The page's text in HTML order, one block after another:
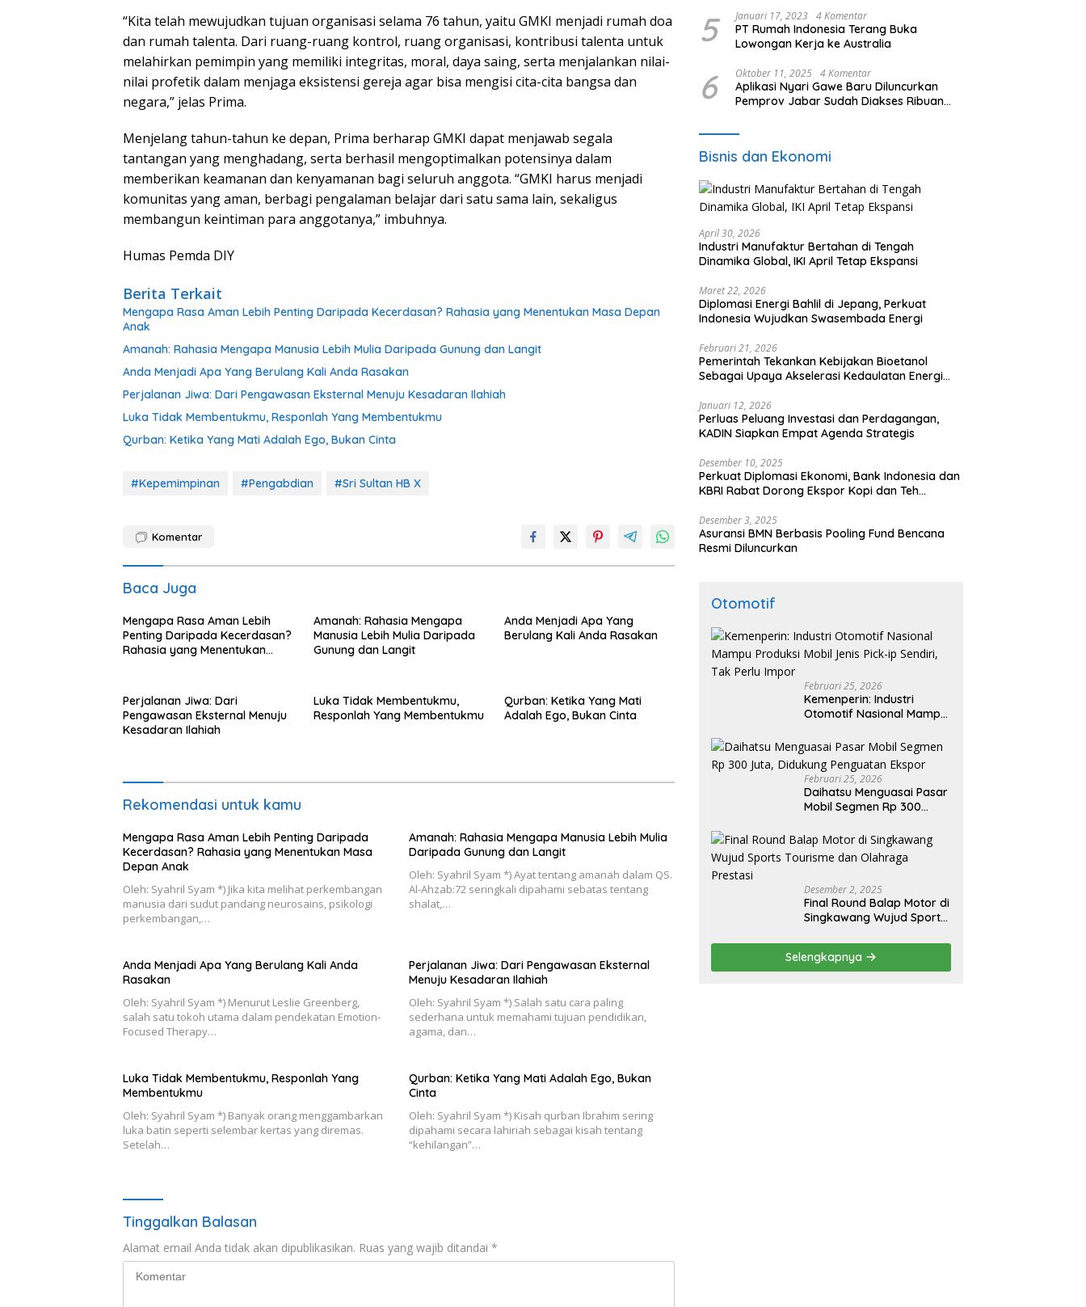
“Kita telah mewujudkan tujuan organisasi selama 76 tahun, yaitu GMKI menjadi rumah doa
dan rumah talenta. Dari ruang-ruang kontrol, ruang organisasi, kontribusi talenta untuk
melahirkan pemimpin yang memiliki integritas, moral, daya saing, serta menjalankan nilai-
nilai profetik dalam menjaga eksistensi gereja agar bisa mengisi cita-cita bangsa dan
negara,” jelas Prima.
Menjelang tahun-tahun ke depan, Prima berharap GMKI dapat menjawab segala
tantangan yang menghadang, serta berhasil mengoptimalkan potensinya dalam
memberikan keamanan dan kenyamanan bagi seluruh anggota. “GMKI harus menjadi
komunitas yang aman, berbagi pengalaman belajar dari satu sama lain, sekaligus
membangun keintiman para anggotanya,” imbuhnya.
Humas Pemda DIY
Berita Terkait
Mengapa Rasa Aman Lebih Penting Daripada Kecerdasan? Rahasia yang Menentukan Masa Depan
Anak
Amanah: Rahasia Mengapa Manusia Lebih Mulia Daripada Gunung dan Langit
Anda Menjadi Apa Yang Berulang Kali Anda Rasakan
Perjalanan Jiwa: Dari Pengawasan Eksternal Menuju Kesadaran Ilahiah
Luka Tidak Membentukmu, Responlah Yang Membentukmu
Qurban: Ketika Yang Mati Adalah Ego, Bukan Cinta
#Kepemimpinan #Pengabdian #Sri Sultan HB X
Komentar
Baca Juga
Mengapa Rasa Aman Lebih
Penting Daripada Kecerdasan?
Rahasia yang Menentukan
Amanah: Rahasia Mengapa
Manusia Lebih Mulia Daripada
Gunung dan Langit
Anda Menjadi Apa Yang
Berulang Kali Anda Rasakan
Perjalanan Jiwa: Dari
Pengawasan Eksternal Menuju
Kesadaran Ilahiah
Luka Tidak Membentukmu,
Responlah Yang Membentukmu
Qurban: Ketika Yang Mati
Adalah Ego, Bukan Cinta
Rekomendasi untuk kamu
Mengapa Rasa Aman Lebih Penting Daripada
Kecerdasan? Rahasia yang Menentukan Masa
Depan Anak
Oleh: Syahril Syam *) Jika kita melihat perkembangan
manusia dari sudut pandang neurosains, psikologi
perkembangan,…
Amanah: Rahasia Mengapa Manusia Lebih Mulia
Daripada Gunung dan Langit
Oleh: Syahril Syam *) Ayat tentang amanah dalam QS.
Al-Ahzab:72 seringkali dipahami sebatas tentang
shalat,…
Anda Menjadi Apa Yang Berulang Kali Anda
Rasakan
Oleh: Syahril Syam *) Menurut Leslie Greenberg,
salah satu tokoh utama dalam pendekatan Emotion-
Focused Therapy…
Perjalanan Jiwa: Dari Pengawasan Eksternal
Menuju Kesadaran Ilahiah
Oleh: Syahril Syam *) Salah satu cara paling
sederhana untuk memahami tujuan pendidikan,
agama, dan…
Luka Tidak Membentukmu, Responlah Yang
Membentukmu
Oleh: Syahril Syam *) Banyak orang menggambarkan
luka batin seperti selembar kertas yang diremas.
Setelah…
Qurban: Ketika Yang Mati Adalah Ego, Bukan
Cinta
Oleh: Syahril Syam *) Kisah qurban Ibrahim sering
dipahami secara lahiriah sebagai kisah tentang
“kehilangan”…
Tinggalkan Balasan
Alamat email Anda tidak akan dipublikasikan. Ruas yang wajib ditandai *
5 Januari 17, 2023 4 Komentar
PT Rumah Indonesia Terang Buka
Lowongan Kerja ke Australia
6 Oktober 11, 2025 4 Komentar
Aplikasi Nyari Gawe Baru Diluncurkan
Pemprov Jabar Sudah Diakses Ribuan
Bisnis dan Ekonomi
April 30, 2026
Industri Manufaktur Bertahan di Tengah
Dinamika Global, IKI April Tetap Ekspansi
Maret 22, 2026
Diplomasi Energi Bahlil di Jepang, Perkuat
Indonesia Wujudkan Swasembada Energi
Februari 21, 2026
Pemerintah Tekankan Kebijakan Bioetanol
Sebagai Upaya Akselerasi Kedaulatan Energi
Januari 12, 2026
Perluas Peluang Investasi dan Perdagangan,
KADIN Siapkan Empat Agenda Strategis
Desember 10, 2025
Perkuat Diplomasi Ekonomi, Bank Indonesia dan
KBRI Rabat Dorong Ekspor Kopi dan Teh
Desember 3, 2025
Asuransi BMN Berbasis Pooling Fund Bencana
Resmi Diluncurkan
Otomotif
Februari 25, 2026
Kemenperin: Industri
Otomotif Nasional Mampu
ip Sendiri, Tak Perlu Impor
Februari 25, 2026
Daihatsu Menguasai Pasar
Mobil Segmen Rp 300
Ekspor
Desember 2, 2025
Final Round Balap Motor di
Singkawang Wujud Sports
Prestasi
Selengkapnya